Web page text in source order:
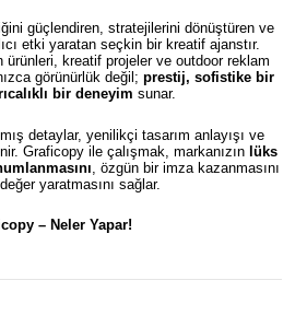
güçlendiren, stratejilerini dönüştüren ve
etki yaratan seçkin bir kreatif ajanstır.
ürünleri, kreatif projeler ve outdoor reklam
görünürlük değil; prestij, sofistike bir
bir deneyim sunar.
detaylar, yenilikçi tasarım anlayışı ve
Graficopy ile çalışmak, markanızın lüks
, özgün bir imza kazanmasını
yaratmasını sağlar.
– Neler Yapar!